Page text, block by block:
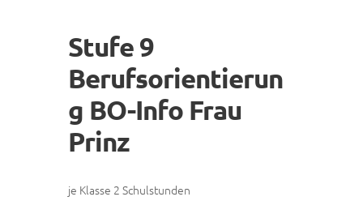
Stufe 9
Berufsorientierun
g BO-Info Frau
Prinz
je Klasse 2 Schulstunden